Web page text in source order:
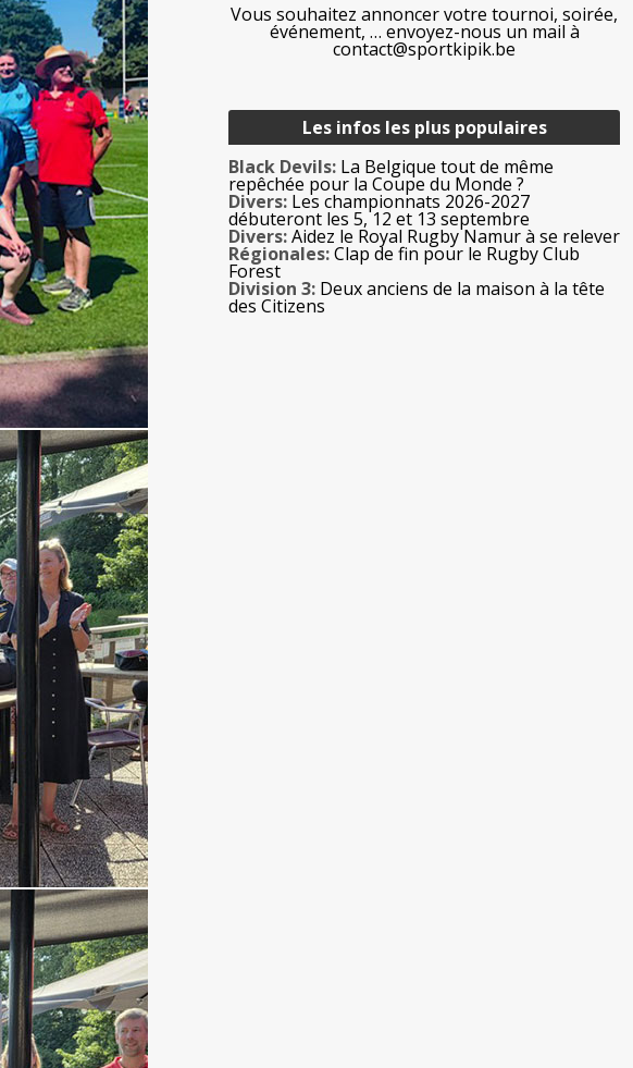
Vous souhaitez annoncer votre tournoi, soirée,
événement, … envoyez-nous un mail à
contact@sportkipik.be
Les infos les plus populaires
Black Devils: La Belgique tout de même
repêchée pour la Coupe du Monde ?
Divers: Les championnats 2026-2027
débuteront les 5, 12 et 13 septembre
Divers:Aidez le Royal Rugby Namur à se relever
Régionales:Clap de fin pour le Rugby Club
Forest
Division 3: Deux anciens de la maison à la tête
des Citizens